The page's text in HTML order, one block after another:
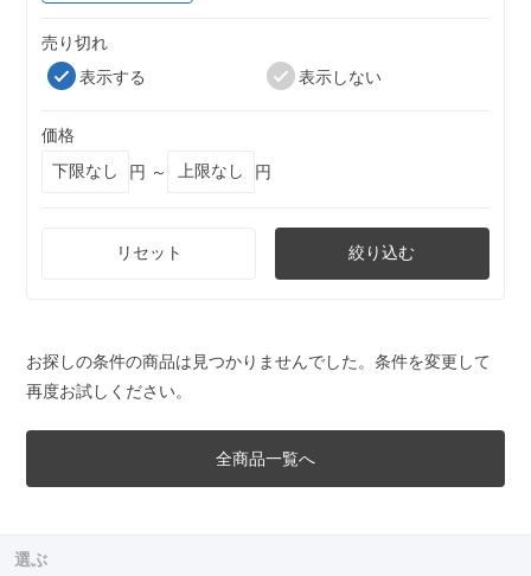
売り切れ
表示する
表示しない
価格
円 ～
円
リセット 絞り込む
お探しの条件の商品は見つかりませんでした。条件を変更して
再度お試しください。
全商品一覧へ
選ぶ